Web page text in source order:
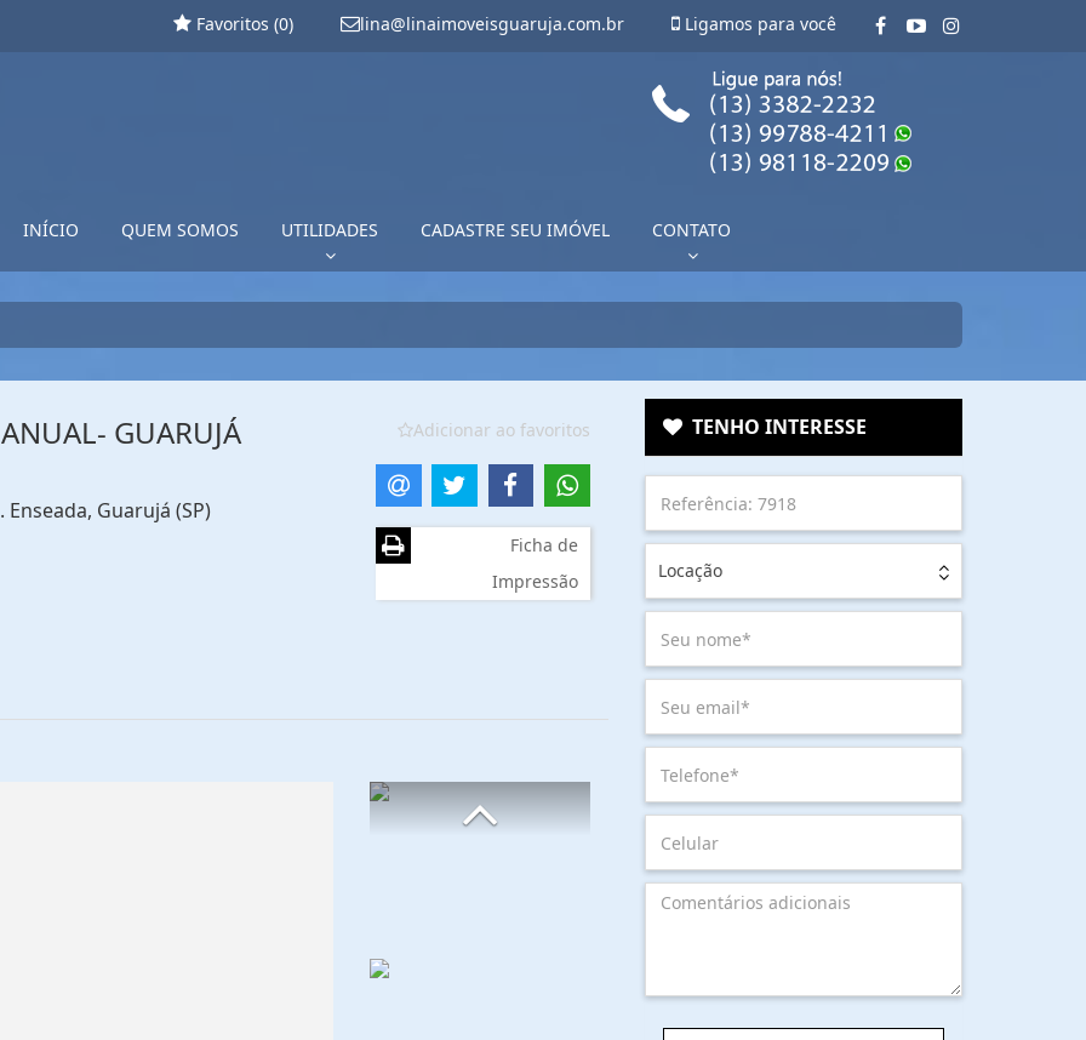
Ligamos para você
lina@linaimoveisguaruja.com.br
Favoritos (0)
INÍCIO QUEM SOMOS UTILIDADES CADASTRE SEU IMÓVEL CONTATO
GUARUJÁ
Guarujá (SP)
Adicionar ao favoritos
Ficha de
Impressão
TENHO INTERESSE
Locação